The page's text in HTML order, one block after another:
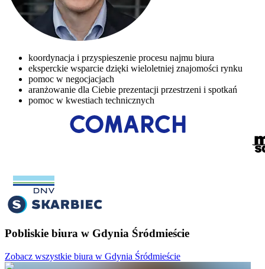
koordynacja i przyspieszenie procesu najmu biura
eksperckie wsparcie dzięki wieloletniej znajomości rynku
pomoc w negocjacjach
aranżowanie dla Ciebie prezentacji przestrzeni i spotkań
pomoc w kwestiach technicznych
Pobliskie biura w Gdynia Śródmieście
Zobacz wszystkie biura w Gdynia Śródmieście